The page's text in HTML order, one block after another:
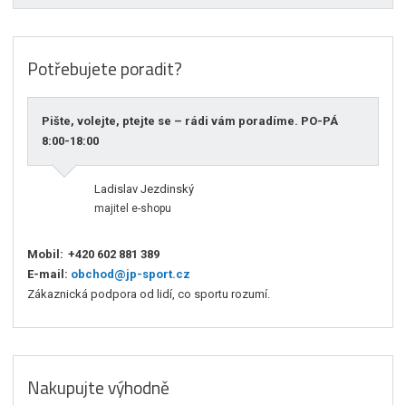
Potřebujete poradit?
Pište, volejte, ptejte se – rádi vám poradíme. PO-PÁ
8:00-18:00
Ladislav Jezdinský
majitel e-shopu
Mobil: +420 602 881 389
E-mail: obchod@jp-sport.cz
Zákaznická podpora od lidí, co sportu rozumí.
Nakupujte výhodně